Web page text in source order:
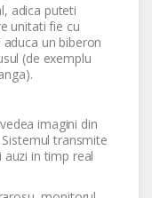
adica puteti
unitati fie cu
un biberon
(de exemplu
imagini din
transmite
auzi in timp real